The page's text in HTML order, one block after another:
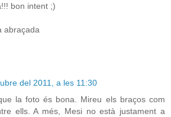
bon intent ;)
abraçada
del 2011, a les 11:30
la foto és bona. Mireu els braços com
ells. A més, Mesi no està justament a